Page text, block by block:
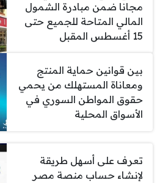
مجانا ضمن مبادرة الشمول
المالي المتاحة للجميع حتى
15 أغسطس المقبل
بين قوانين حماية المنتج
ومعاناة المستهلك من يحمي
حقوق المواطن السوري في
الأسواق المحلية
تعرف على أسهل طريقة
لإنشاء حساب منصة مصر